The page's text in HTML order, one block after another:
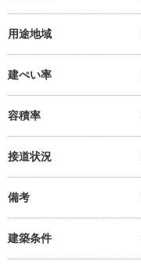
用途地域
建ぺい率
容積率
接道状況
備考
建築条件